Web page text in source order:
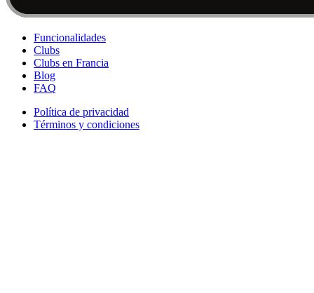
Funcionalidades
Clubs
Clubs en Francia
Blog
FAQ
Política de privacidad
Términos y condiciones